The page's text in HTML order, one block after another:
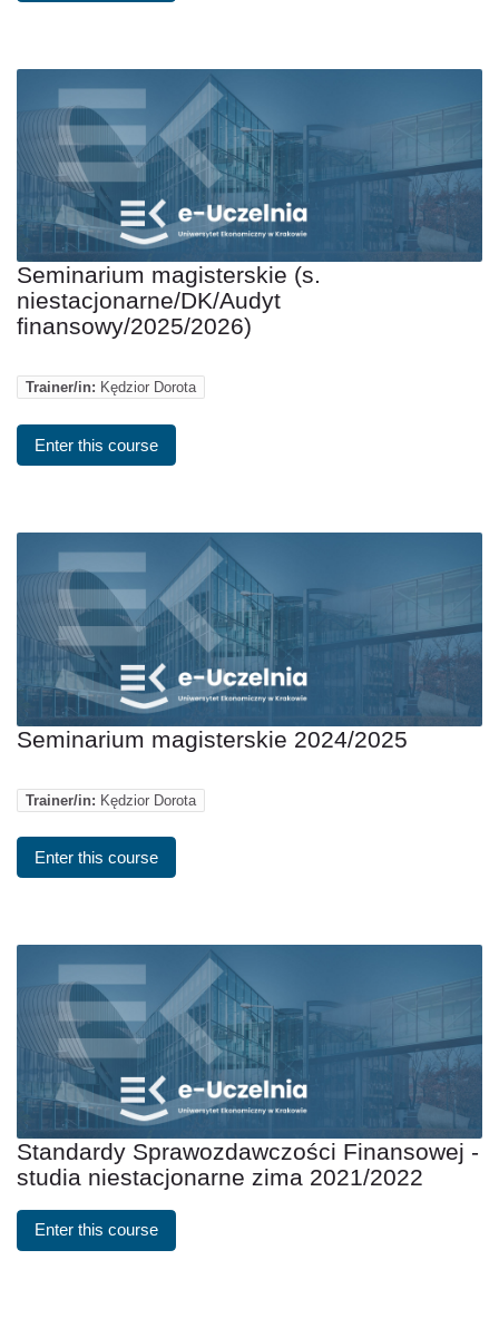
Seminarium magisterskie (s.
niestacjonarne/DK/Audyt
finansowy/2025/2026)
Trainer/in: Kędzior Dorota
Enter this course
Seminarium magisterskie 2024/2025
Trainer/in: Kędzior Dorota
Enter this course
Standardy Sprawozdawczości Finansowej -
studia niestacjonarne zima 2021/2022
Enter this course